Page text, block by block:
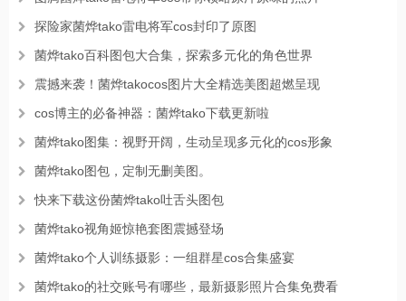
探险家菌烨tako雷电将军cos封印了原图
菌烨tako百科图包大合集，探索多元化的角色世界
震撼来袭！菌烨takocos图片大全精选美图超燃呈现
cos博主的必备神器：菌烨tako下载更新啦
菌烨tako图集：视野开阔，生动呈现多元化的cos形象
菌烨tako图包，定制无删美图。
快来下载这份菌烨tako吐舌头图包
菌烨tako视角姬惊艳套图震撼登场
菌烨tako个人训练摄影：一组群星cos合集盛宴
菌烨tako的社交账号有哪些，最新摄影照片合集免费看